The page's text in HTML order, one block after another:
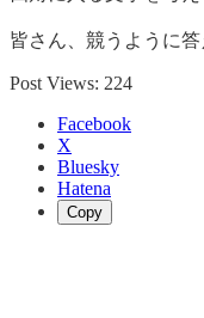
皆さん、競うように
Post Views: 224
Facebook
X
Bluesky
Hatena
Copy